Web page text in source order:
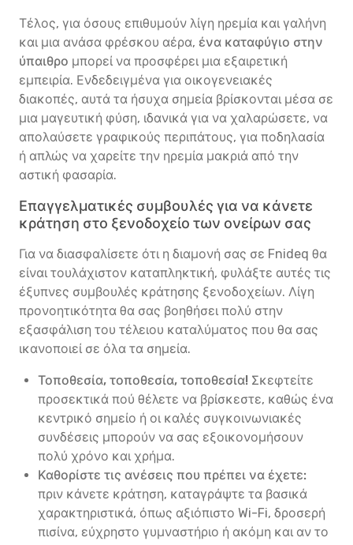
Τέλος, για όσους επιθυμούν λίγη ηρεμία και γαλήνη
και μια ανάσα φρέσκου αέρα, ένα καταφύγιο στην
ύπαιθρο μπορεί να προσφέρει μια εξαιρετική
εμπειρία. Ενδεδειγμένα για οικογενειακές
διακοπές, αυτά τα ήσυχα σημεία βρίσκονται μέσα σε
μια μαγευτική φύση, ιδανικά για να χαλαρώσετε, να
απολαύσετε γραφικούς περιπάτους, για ποδηλασία
ή απλώς να χαρείτε την ηρεμία μακριά από την
αστική φασαρία.
Επαγγελματικές συμβουλές για να κάνετε
κράτηση στο ξενοδοχείο των ονείρων σας
Για να διασφαλίσετε ότι η διαμονή σας σε Fnideq θα
είναι τουλάχιστον καταπληκτική, φυλάξτε αυτές τις
έξυπνες συμβουλές κράτησης ξενοδοχείων. Λίγη
προνοητικότητα θα σας βοηθήσει πολύ στην
εξασφάλιση του τέλειου καταλύματος που θα σας
ικανοποιεί σε όλα τα σημεία.
Τοποθεσία, τοποθεσία, τοποθεσία! Σκεφτείτε
προσεκτικά πού θέλετε να βρίσκεστε, καθώς ένα
κεντρικό σημείο ή οι καλές συγκοινωνιακές
συνδέσεις μπορούν να σας εξοικονομήσουν
πολύ χρόνο και χρήμα.
Καθορίστε τις ανέσεις που πρέπει να έχετε:
πριν κάνετε κράτηση, καταγράψτε τα βασικά
χαρακτηριστικά, όπως αξιόπιστο Wi-Fi, δροσερή
πισίνα, εύχρηστο γυμναστήριο ή ακόμη και αν το